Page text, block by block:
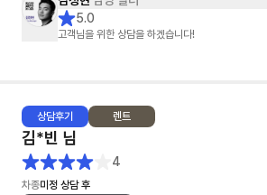
5.0
고객님을 위한 상담을 하겠습니다!
상담후기 렌트
김*빈 님
4
차종미정 상담 후